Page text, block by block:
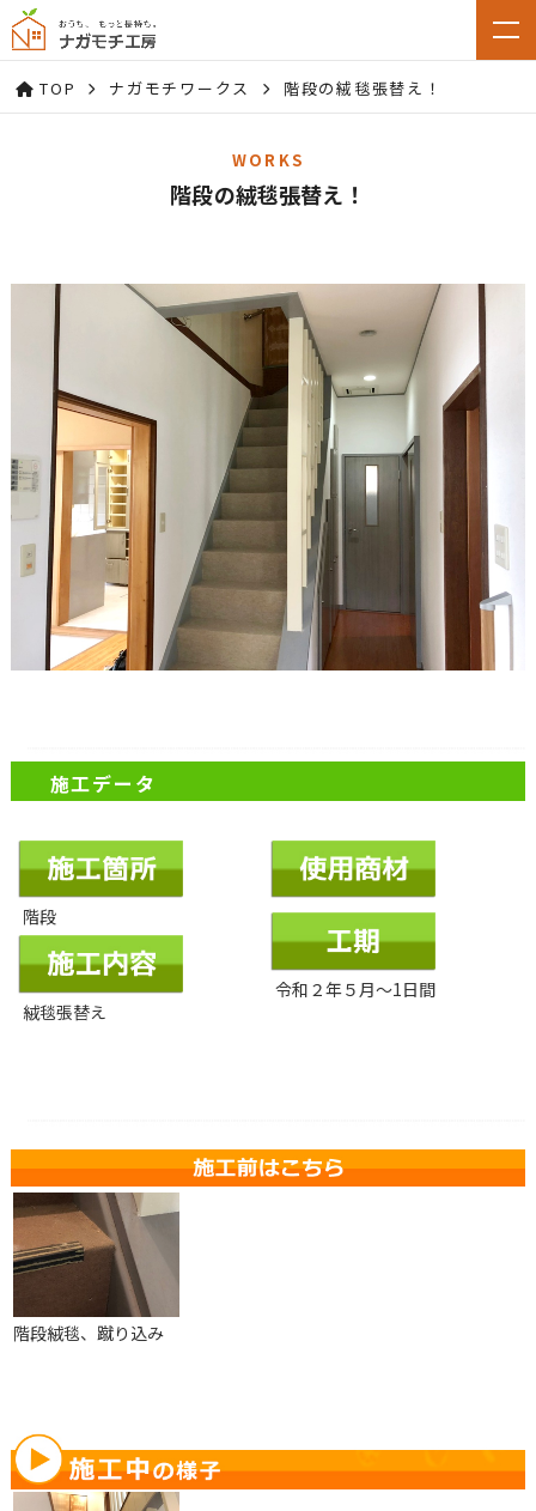
TOP ナガモチワークス 階段の絨毯張替え！
WORKS
階段の絨毯張替え！
施工データ
階段
絨毯張替え
令和２年５月～1日間
階段絨毯、蹴り込み